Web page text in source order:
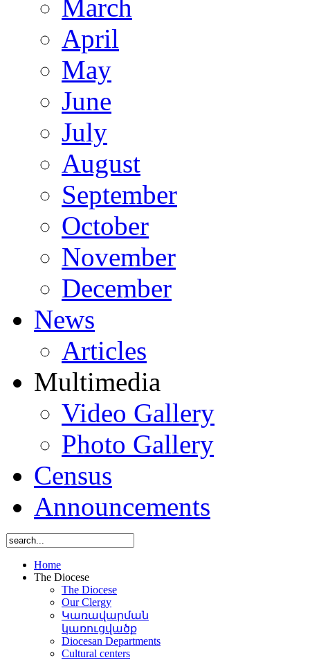
March
April
May
June
July
August
September
October
November
December
News
Articles
Multimedia
Video Gallery
Photo Gallery
Census
Announcements
Home
The Diocese
The Diocese
Our Clergy
Կառավարման
կառուցվածք
Diocesan Departments
Cultural centers